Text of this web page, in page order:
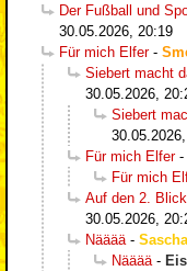
Der Fußball und
30.05.2026, 20:19
Für mich Elfer-
Siebert macht
30.05.2026,
Siebert
Für mich Elfer-
Für mich
Auf den 2.
30.05.2026,
Nääää- Sascha
Nääää-